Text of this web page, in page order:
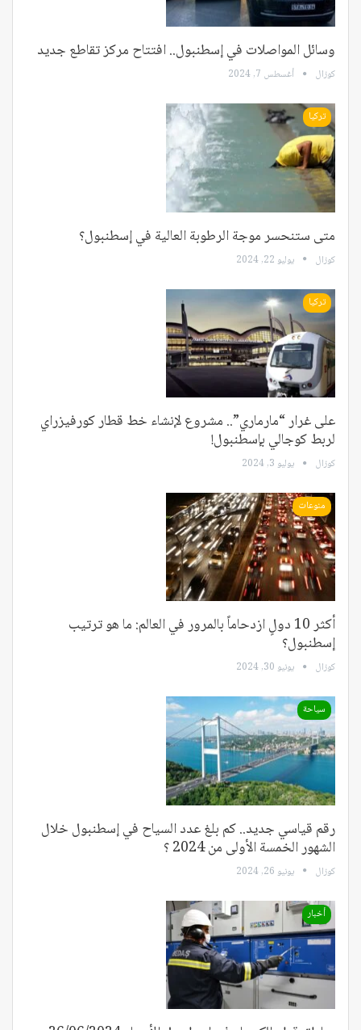
وسائل المواصلات في إسطنبول.. افتتاح مركز تقاطع جديد
كوزال أغسطس 7, 2024
تركيا
متى ستنحسر موجة الرطوبة العالية في إسطنبول؟
كوزال يوليو 22, 2024
تركيا
على غرار “مارماري”.. مشروع لإنشاء خط قطار كورفيزراي
لربط كوجالي بإسطنبول!
كوزال يوليو 3, 2024
منوعات
أكثر 10 دولٍ ازدحاماً بالمرور في العالم: ما هو ترتيب
إسطنبول؟
كوزال يونيو 30, 2024
سياحة
رقم قياسي جديد.. كم بلغ عدد السياح في إسطنبول خلال
الشهور الخمسة الأولى من 2024 ؟
كوزال يونيو 26, 2024
أخبار